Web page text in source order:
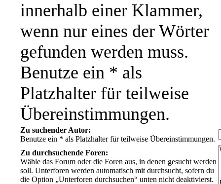
innerhalb einer Klammer,
wenn nur eines der Wörter
gefunden werden muss.
Benutze ein * als
Platzhalter für teilweise
Übereinstimmungen.
Zu suchender Autor:
Benutze ein * als Platzhalter für teilweise Übereinstimmungen.
Zu durchsuchende Foren:
Wähle das Forum oder die Foren aus, in denen gesucht werden
soll. Unterforen werden automatisch mit durchsucht, sofern du
die Option „Unterforen durchsuchen“ unten nicht deaktivierst.